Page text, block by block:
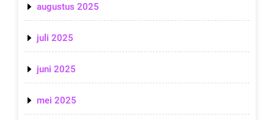
augustus 2025
juli 2025
juni 2025
mei 2025